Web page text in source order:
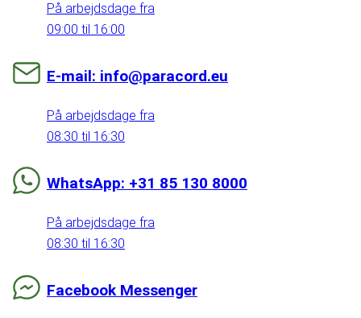
På arbejdsdage fra
09:00 til 16:00
E-mail: info@paracord.eu
På arbejdsdage fra
08:30 til 16:30
WhatsApp: +31 85 130 8000
På arbejdsdage fra
08:30 til 16:30
Facebook Messenger